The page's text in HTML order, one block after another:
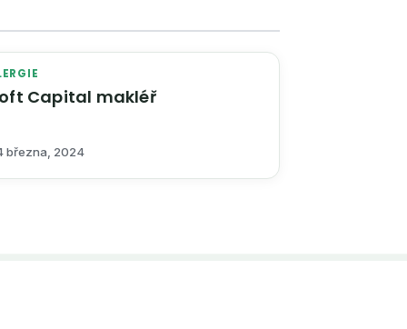
Capital makléř
března, 2024